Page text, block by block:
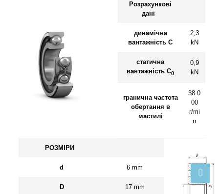
Розрахункові
дані
динамічна
вантажність C
2,3
kN
статична
вантажність C0
0,9
kN
гранична частота
обертання в
мастилі
38 0
00
r/mi
n
РОЗМ РИ
d 6 mm
D 17 mm